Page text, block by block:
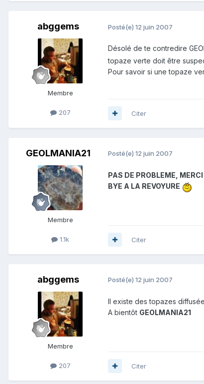
abggems
Membre
207
Posté(e) 12 juin 2007
Désolé de te contredire
topaze verte doit être
Pour savoir si une topaze
Citer
GEOLMANIA21
Membre
1.1k
Posté(e) 12 juin 2007
PAS DE PROBLEME,
BYE A LA REVOYURE
Citer
abggems
Membre
207
Posté(e) 12 juin 2007
Il existe des topazes
A bientôt GEOLMANIA21
Citer